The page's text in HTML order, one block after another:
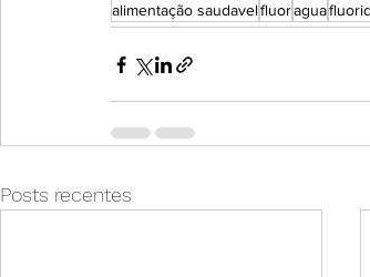
alimentação saudavelfluoragua
Posts recentes